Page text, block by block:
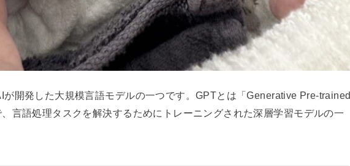
開発した大規模言語モデルの一つです。GPTとは「Generative Pre-trained
言語処理タスクを解決するためにトレーニングされた深層学習モデルの一